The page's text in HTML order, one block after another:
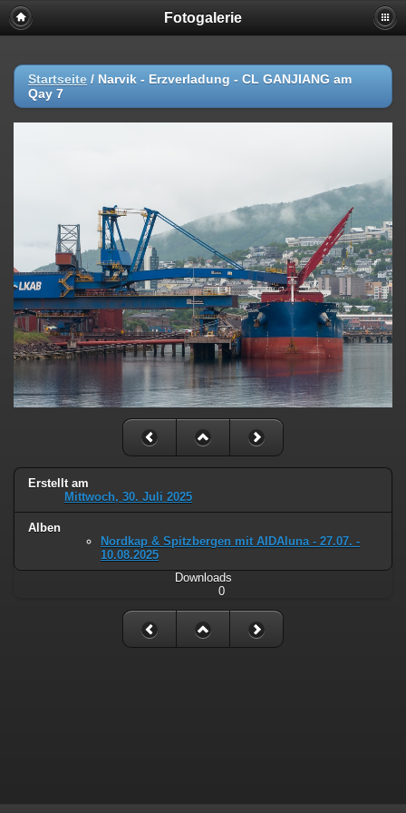
Fotogalerie
Startseite / Narvik - Erzverladung - CL GANJIANG am
Qay 7
Erstellt am
Mittwoch, 30. Juli 2025
Alben
Nordkap & Spitzbergen mit AIDAluna - 27.07. -
10.08.2025
Downloads
0